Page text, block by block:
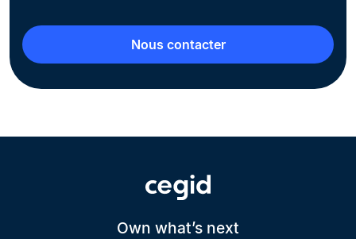
Nous contacter
Own what’s next